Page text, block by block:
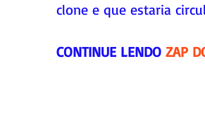
clone e que estaria
CONTINUE LENDO ZAP